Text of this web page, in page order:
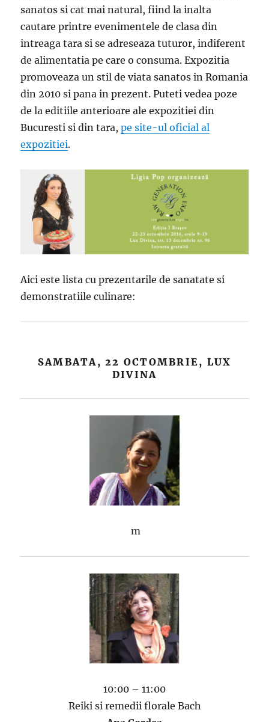
sanatos si cat mai natural, fiind la inalta
cautare printre evenimentele de clasa din
intreaga tara si se adreseaza tuturor, indiferent
de alimentatia pe care o consuma. Expozitia
promoveaza un stil de viata sanatos in Romania
din 2010 si pana in prezent. Puteti vedea poze
de la editiile anterioare ale expozitiei din
Bucuresti si din tara,pe site-ul oficial al
expozitiei.
Aici este lista cu prezentarile de sanatate si
demonstratiile culinare:
SAMBATA, 22 OCTOMBRIE, LUX
DIVINA
m
10:00 – 11:00
Reiki si remedii florale Bach